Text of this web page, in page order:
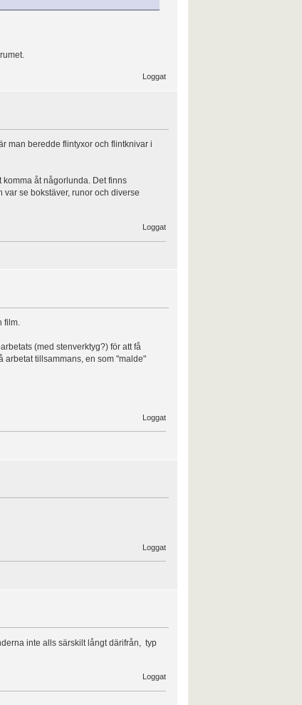
Loggat
man beredde flintyxor och flintknivar i
komma åt någorlunda. Det finns
se bokstäver, runor och diverse
Loggat
film.
(med stenverktyg?) för att få
arbetat tillsammans, en som "malde"
Loggat
Loggat
inte alls särskilt långt därifrån, typ
Loggat